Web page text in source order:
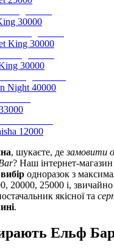
30000
King 30000
30000
Night 40000
12000
, шукаєте, дезамовити
? Наш інтернет-
одноразок з
20000, 25000 і,
якісної та
.
Ельф